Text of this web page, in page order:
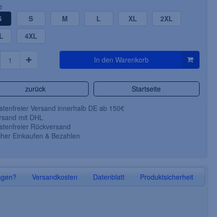
S M L XL
2XL
4XL
In den Warenkorb
zurück
Startseite
Versand innerhalb DE ab 150€
mit DHL
Rückversand
Einkaufen & Bezahlen
Versandkosten Datenblatt Produktsicherheit
LEIBER-Schlupf-Jacke für
50 % Baumwolle/50 % Polyester,
Größe: 00-VI
65 % Polyester /
Größe: 24-29 /